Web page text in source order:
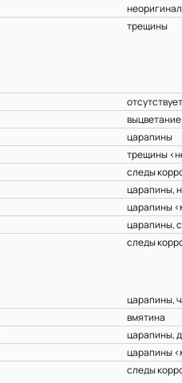
неоригинал
трещины
царапины
трещины
следы
царапины,
царапины
царапины,
следы
царапины,
вмятина
царапины,
царапины
следы